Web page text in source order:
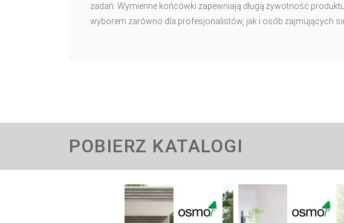
zadań. Wymienne końcówki zapewniają długą żywotność
wyborem zarówno dla profesjonalistów, jak i osób zajmujących
POBIERZ KATALOGI